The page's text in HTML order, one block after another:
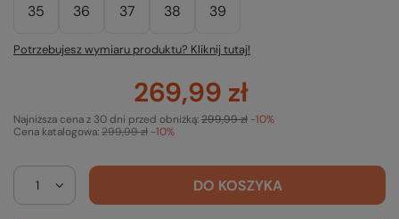
35 36 37 38 39
Potrzebujesz wymiaru produktu? Kliknij tutaj!
269,99 zł
Cena katalogowa:299,99 zł -10%
Najniższa cena z 30 dni przed obniżką:299,99 zł -10%
DO KOSZYKA